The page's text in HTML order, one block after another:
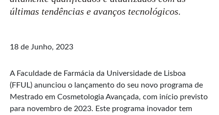
últimas tendências e avanços tecnológicos.
18 de Junho, 2023
A Faculdade de Farmácia da Universidade de Lisboa
(FFUL) anunciou o lançamento do seu novo programa de
Mestrado em Cosmetologia Avançada, com início previsto
para novembro de 2023. Este programa inovador tem